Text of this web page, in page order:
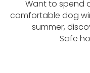
Want to spend
comfortable dog
summer,
Safe